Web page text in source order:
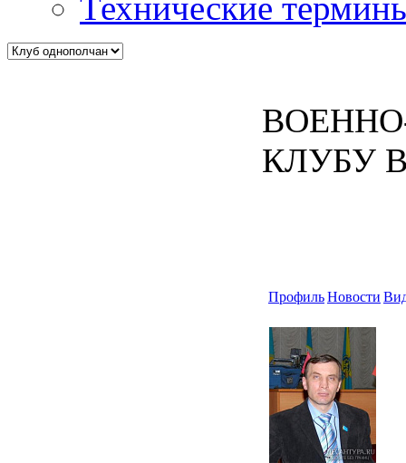
КЛУБУ
ПрофильНовости